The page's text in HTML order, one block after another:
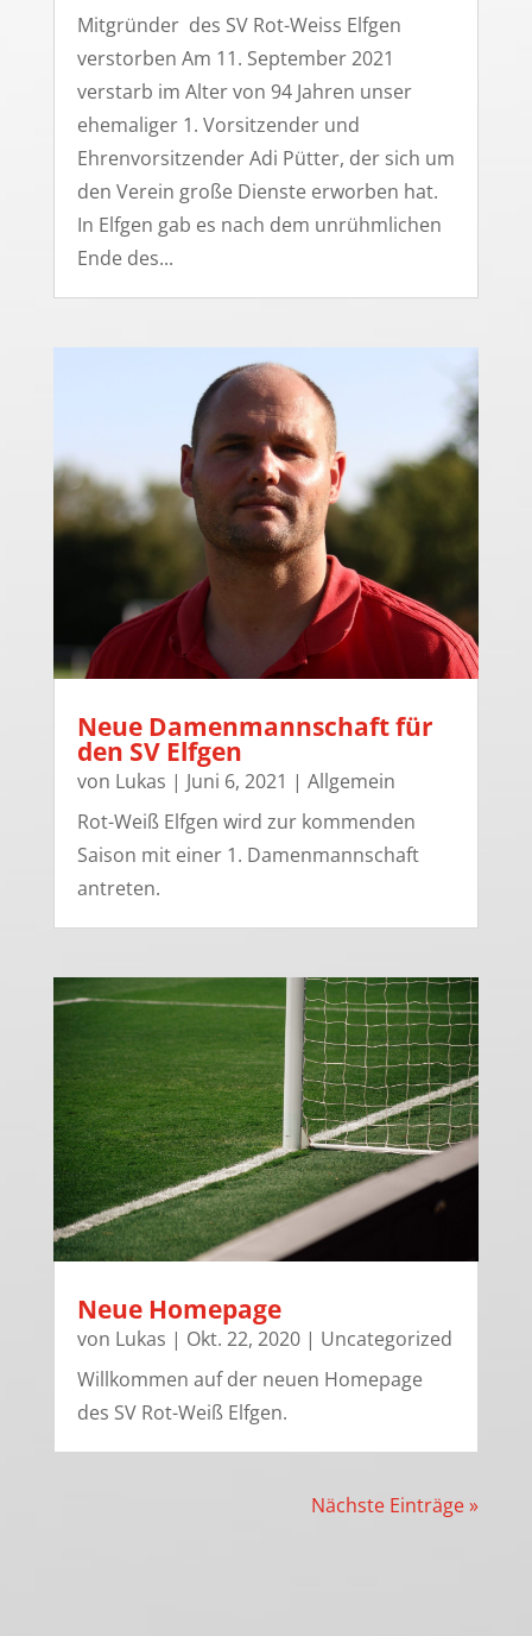
Mitgründer des SV Rot-Weiss Elfgen
verstorben Am 11. September 2021
verstarb im Alter von 94 Jahren unser
ehemaliger 1. Vorsitzender und
Ehrenvorsitzender Adi Pütter, der sich um
den Verein große Dienste erworben hat.
In Elfgen gab es nach dem unrühmlichen
Ende des...
Neue Damenmannschaft für
den SV Elfgen
von Lukas | Juni 6, 2021 | Allgemein
Rot-Weiß Elfgen wird zur kommenden
Saison mit einer 1. Damenmannschaft
antreten.
Neue Homepage
von Lukas | Okt. 22, 2020| Uncategorized
Willkommen auf der neuen Homepage
des SV Rot-Weiß Elfgen.
Nächste Einträge »